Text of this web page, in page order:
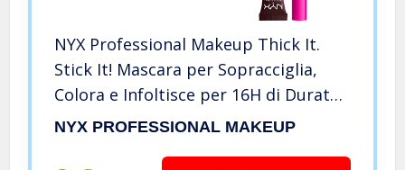
NYX Professional Makeup Thick It.
Stick It! Mascara per Sopracciglia,
Colora e Infoltisce per 16H di Durata,
Espresso
NYX PROFESSIONAL MAKEUP